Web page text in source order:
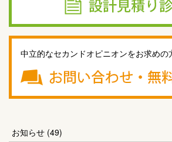
中立的なセカンドオピニオンをお求めの
お知らせ (49)